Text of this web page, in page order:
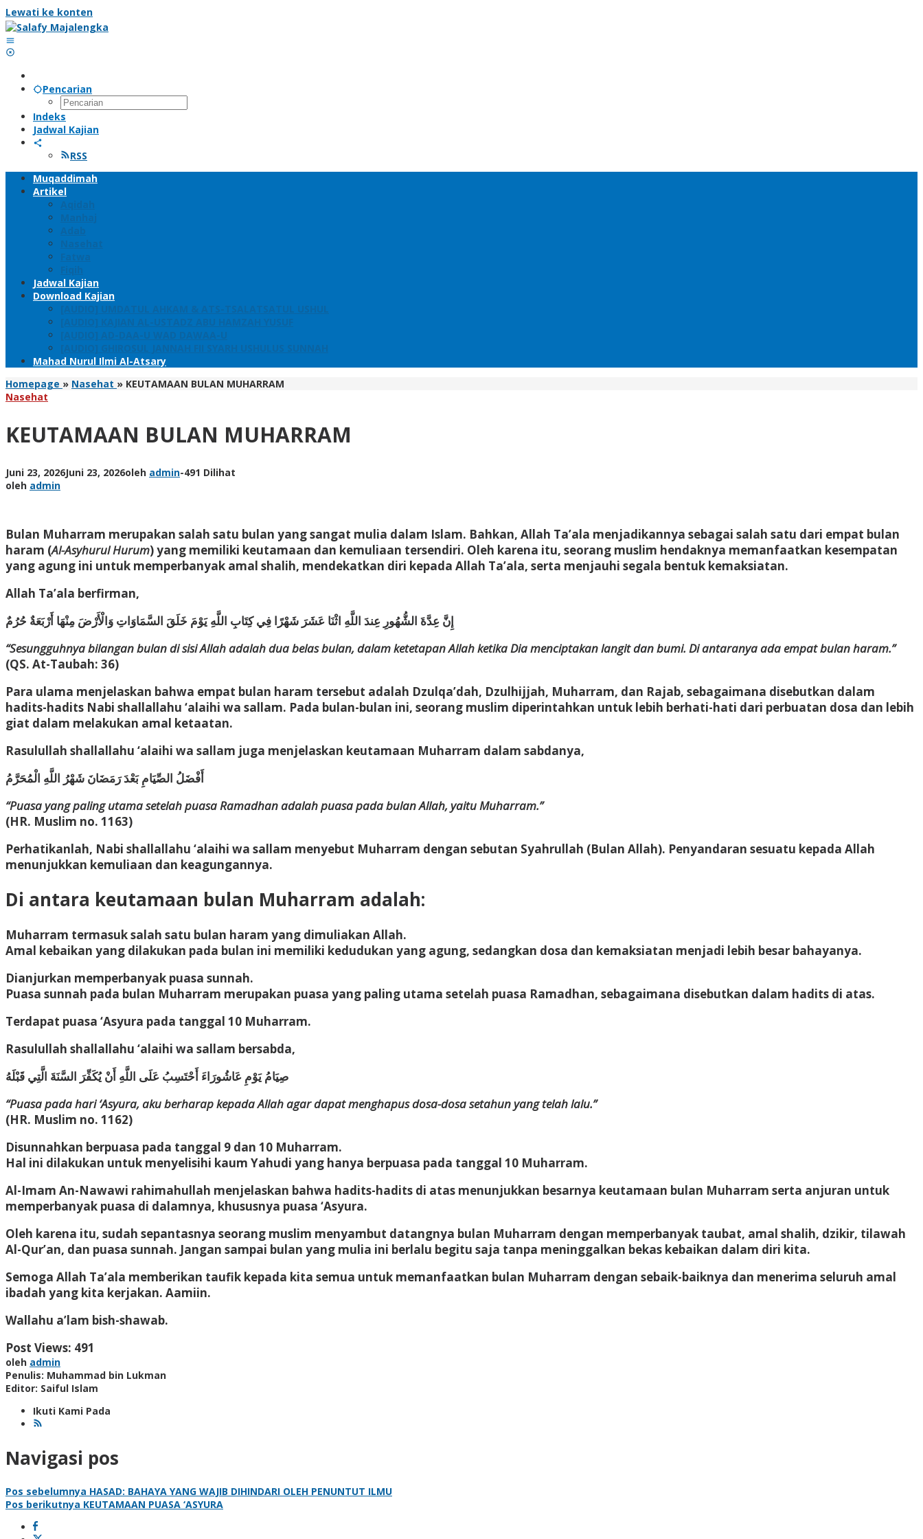
Lewati ke konten
Pencarian
Indeks
Jadwal Kajian
RSS
Muqaddimah
Artikel
Aqidah
Manhaj
Adab
Nasehat
Fatwa
Fiqih
Jadwal Kajian
Download Kajian
[AUDIO] UMDATUL AHKAM & ATS-TSALATSATUL USHUL
[AUDIO] KAJIAN AL-USTADZ ABU HAMZAH YUSUF
[AUDIO] AD-DAA-U WAD DAWAA-U
[AUDIO] GHIROSUL JANNAH FII SYARH USHULUS SUNNAH
Mahad Nurul Ilmi Al-Atsary
Homepage » Nasehat » KEUTAMAAN BULAN MUHARRAM
Nasehat
KEUTAMAAN BULAN MUHARRAM
Juni 23, 2026Juni 23, 2026oleh admin-491 Dilihat
oleh admin
Bulan Muharram merupakan salah satu bulan yang sangat mulia dalam Islam. Bahkan, Allah Ta’ala menjadikannya sebagai salah satu dari empat bulan
haram (Al-Asyhurul Hurum) yang memiliki keutamaan dan kemuliaan tersendiri. Oleh karena itu, seorang muslim hendaknya memanfaatkan kesempatan
yang agung ini untuk memperbanyak amal shalih, mendekatkan diri kepada Allah Ta’ala, serta menjauhi segala bentuk kemaksiatan.
Allah Ta’ala berfirman,
إِنَّ عِدَّةَ الشُّهُورِ عِندَ اللَّهِ اثْنَا عَشَرَ شَهْرًا فِي كِتَابِ اللَّهِ يَوْمَ خَلَقَ السَّمَاوَاتِ وَالْأَرْضَ مِنْهَا أَرْبَعَةٌ حُرُمٌ
“Sesungguhnya bilangan bulan di sisi Allah adalah dua belas bulan, dalam ketetapan Allah ketika Dia menciptakan langit dan bumi. Di antaranya ada empat bulan haram.”
(QS. At-Taubah: 36)
Para ulama menjelaskan bahwa empat bulan haram tersebut adalah Dzulqa’dah, Dzulhijjah, Muharram, dan Rajab, sebagaimana disebutkan dalam
hadits-hadits Nabi shallallahu ‘alaihi wa sallam. Pada bulan-bulan ini, seorang muslim diperintahkan untuk lebih berhati-hati dari perbuatan dosa dan lebih
giat dalam melakukan amal ketaatan.
Rasulullah shallallahu ‘alaihi wa sallam juga menjelaskan keutamaan Muharram dalam sabdanya,
أَفْضَلُ الصِّيَامِ بَعْدَ رَمَضَانَ شَهْرُ اللَّهِ الْمُحَرَّمُ
“Puasa yang paling utama setelah puasa Ramadhan adalah puasa pada bulan Allah, yaitu Muharram.”
(HR. Muslim no. 1163)
Perhatikanlah, Nabi shallallahu ‘alaihi wa sallam menyebut Muharram dengan sebutan Syahrullah (Bulan Allah). Penyandaran sesuatu kepada Allah
menunjukkan kemuliaan dan keagungannya.
Di antara keutamaan bulan Muharram adalah:
Muharram termasuk salah satu bulan haram yang dimuliakan Allah.
Amal kebaikan yang dilakukan pada bulan ini memiliki kedudukan yang agung, sedangkan dosa dan kemaksiatan menjadi lebih besar bahayanya.
Dianjurkan memperbanyak puasa sunnah.
Puasa sunnah pada bulan Muharram merupakan puasa yang paling utama setelah puasa Ramadhan, sebagaimana disebutkan dalam hadits di atas.
Terdapat puasa ‘Asyura pada tanggal 10 Muharram.
Rasulullah shallallahu ‘alaihi wa sallam bersabda,
صِيَامُ يَوْمِ عَاشُورَاءَ أَحْتَسِبُ عَلَى اللَّهِ أَنْ يُكَفِّرَ السَّنَةَ الَّتِي قَبْلَهُ
“Puasa pada hari ‘Asyura, aku berharap kepada Allah agar dapat menghapus dosa-dosa setahun yang telah lalu.”
(HR. Muslim no. 1162)
Disunnahkan berpuasa pada tanggal 9 dan 10 Muharram.
Hal ini dilakukan untuk menyelisihi kaum Yahudi yang hanya berpuasa pada tanggal 10 Muharram.
Al-Imam An-Nawawi rahimahullah menjelaskan bahwa hadits-hadits di atas menunjukkan besarnya keutamaan bulan Muharram serta anjuran untuk
memperbanyak puasa di dalamnya, khususnya puasa ‘Asyura.
Oleh karena itu, sudah sepantasnya seorang muslim menyambut datangnya bulan Muharram dengan memperbanyak taubat, amal shalih, dzikir, tilawah
Al-Qur’an, dan puasa sunnah. Jangan sampai bulan yang mulia ini berlalu begitu saja tanpa meninggalkan bekas kebaikan dalam diri kita.
Semoga Allah Ta’ala memberikan taufik kepada kita semua untuk memanfaatkan bulan Muharram dengan sebaik-baiknya dan menerima seluruh amal
ibadah yang kita kerjakan. Aamiin.
Wallahu a’lam bish-shawab.
Post Views: 491
oleh admin
Penulis: Muhammad bin Lukman
Editor: Saiful Islam
Ikuti Kami Pada
Navigasi pos
Pos sebelumnya HASAD: BAHAYA YANG WAJIB DIHINDARI OLEH PENUNTUT ILMU
Pos berikutnya KEUTAMAAN PUASA ‘ASYURA